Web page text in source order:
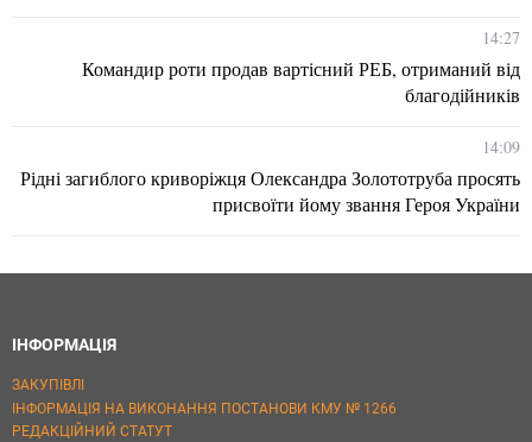
14:27
Командир роти продав вартісний РЕБ, отриманий від
благодійників
14:09
Рідні загиблого криворіжця Олександра Золототруба просять
присвоїти йому звання Героя України
ІНФОРМАЦІЯ
ЗАКУПІВЛІ
ІНФОРМАЦІЯ НА ВИКОНАННЯ ПОСТАНОВИ КМУ № 1266
РЕДАКЦІЙНИЙ СТАТУТ